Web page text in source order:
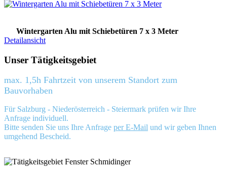
Wintergarten Alu mit Schiebetüren 7 x 3 Meter
Detailansicht
Unser Tätigkeitsgebiet
max. 1,5h Fahrtzeit von unserem Standort zum
Bauvorhaben
Für Salzburg - Niederösterreich - Steiermark prüfen wir Ihre
Anfrage individuell.
Bitte senden Sie uns Ihre Anfrage per E-Mail und wir geben Ihnen
umgehend Bescheid.